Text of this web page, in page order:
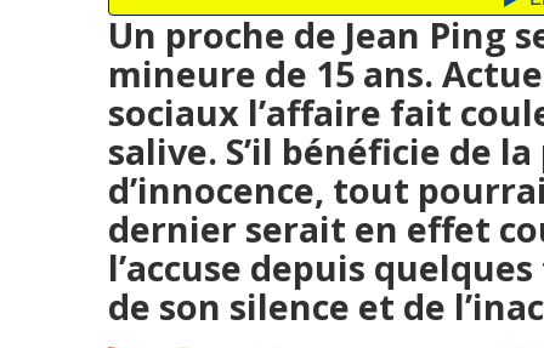
Un proche de Jean Ping
mineure de 15 ans.
sociaux l’affaire fait
salive. S’il bénéficie de
d’innocence, tout
dernier serait en effet
l’accuse depuis
de son silence et de